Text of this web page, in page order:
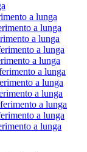
a lunga
a lunga
a lunga
a lunga
a lunga
a lunga
a lunga
a lunga
a lunga
a lunga
a lunga